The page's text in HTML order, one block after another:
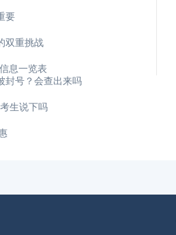
要
双重挑战
息一览表
封号？会查出来吗
生说下吗